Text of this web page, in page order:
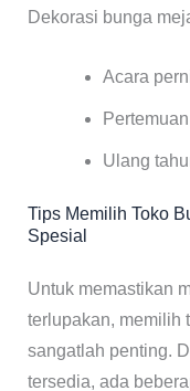
Dekorasi bunga
Acara
Ulang
Tips Memilih Toko
Spesial
Untuk memastikan
terlupakan, memilih
sangatlah penting.
tersedia, ada